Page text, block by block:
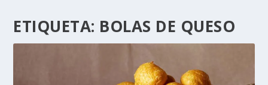
ETIQUETA: BOLAS DE QUESO